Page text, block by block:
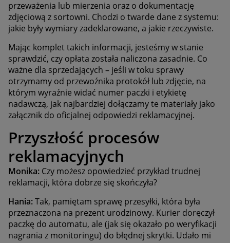
przeważenia lub mierzenia oraz o dokumentację
zdjęciową z sortowni. Chodzi o twarde dane z systemu:
jakie były wymiary zadeklarowane, a jakie rzeczywiste.
Mając komplet takich informacji, jesteśmy w stanie
sprawdzić, czy opłata została naliczona zasadnie. Co
ważne dla sprzedających – jeśli w toku sprawy
otrzymamy od przewoźnika protokół lub zdjęcie, na
którym wyraźnie widać numer paczki i etykietę
nadawczą, jak najbardziej dołączamy te materiały jako
załącznik do oficjalnej odpowiedzi reklamacyjnej.
Przyszłość procesów
reklamacyjnych
Monika: Czy możesz opowiedzieć przykład trudnej
reklamacji, która dobrze się skończyła?
Hania:Tak, pamiętam sprawę przesyłki, która była
przeznaczona na prezent urodzinowy. Kurier doręczył
paczkę do automatu, ale (jak się okazało po weryfikacji
nagrania z monitoringu) do błędnej skrytki. Udało mi